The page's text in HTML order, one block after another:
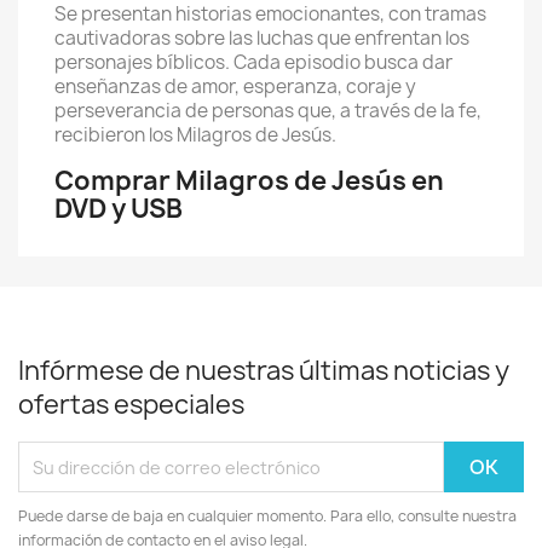
Se presentan historias emocionantes, con tramas
cautivadoras sobre las luchas que enfrentan los
personajes bíblicos. Cada episodio busca dar
enseñanzas de amor, esperanza, coraje y
perseverancia de personas que, a través de la fe,
recibieron los Milagros de Jesús.
Comprar Milagros de Jesús en
DVD y USB
Infórmese de nuestras últimas noticias y
ofertas especiales
Puede darse de baja en cualquier momento. Para ello, consulte nuestra
información de contacto en el aviso legal.